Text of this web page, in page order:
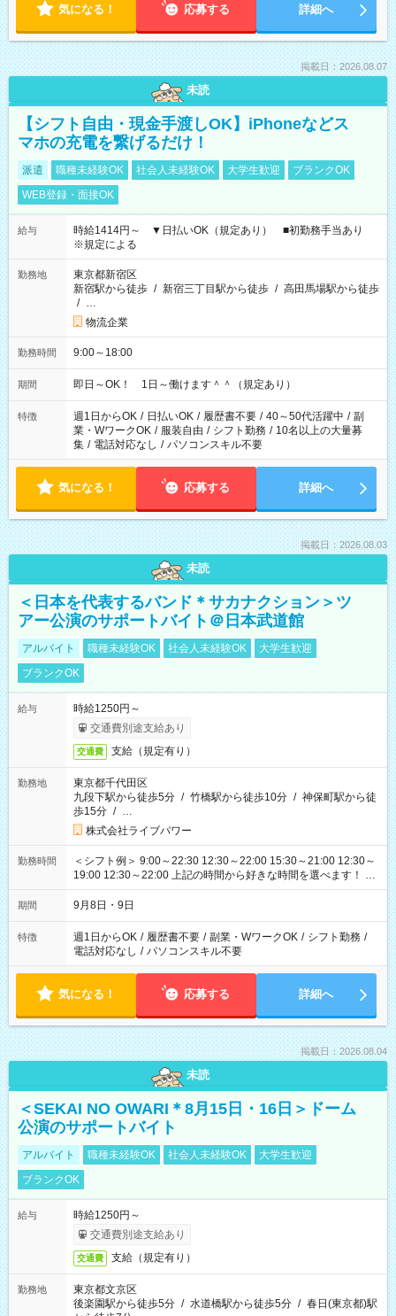
気になる！ 応募する 詳細へ
掲載日：2026.08.07
未読
【シフト自由・現金手渡しOK】iPhoneなどス
マホの充電を繋げるだけ！
派遣 職種未経験OK 社会人未経験OK 大学生歓迎
ブランクOK
WEB登録・面接OK
給与
時給1414円～ ▼日払いOK（規定あり） ■初勤務手当あり
※規定による
勤務地
東京都新宿区
新宿駅から徒歩 / 新宿三丁目駅から徒歩 / 高田馬場駅から徒歩
/ …
物流企業
勤務時間 9:00～18:00
期間 即日～OK！ 1日～働けます＾＾（規定あり）
特徴 週1日からOK / 日払いOK / 履歴書不要 / 40～50代活躍中 / 副
業・WワークOK / 服装自由 / シフト勤務 / 10名以上の大量募
集 / 電話対応なし / パソコンスキル不要
気になる！ 応募する 詳細へ
掲載日：2026.08.03
未読
＜日本を代表するバンド＊サカナクション＞ツ
アー公演のサポートバイト＠日本武道館
アルバイト 職種未経験OK 社会人未経験OK
大学生歓迎
ブランクOK
給与
時給1250円～
交通費別途支給あり
交通費 支給（規定有り）
勤務地
東京都千代田区
九段下駅から徒歩5分 / 竹橋駅から徒歩10分 / 神保町駅から徒
歩15分 / …
株式会社ライブパワー
勤務時間
＜シフト例＞ 9:00～22:30 12:30～22:00 15:30～21:00 12:30～
19:00 12:30～22:00 上記の時間から好きな時間を選べます！ ※
時間は変更となる可能性があります
期間 9月8日・9日
特徴 週1日からOK / 履歴書不要 / 副業・WワークOK / シフト勤務 /
電話対応なし / パソコンスキル不要
気になる！ 応募する 詳細へ
掲載日：2026.08.04
未読
＜SEKAI NO OWARI＊8月15日・16日＞ドーム
公演のサポートバイト
アルバイト 職種未経験OK 社会人未経験OK
大学生歓迎
ブランクOK
給与
時給1250円～
交通費別途支給あり
交通費 支給（規定有り）
勤務地
東京都文京区
後楽園駅から徒歩5分 / 水道橋駅から徒歩5分 / 春日(東京都)駅